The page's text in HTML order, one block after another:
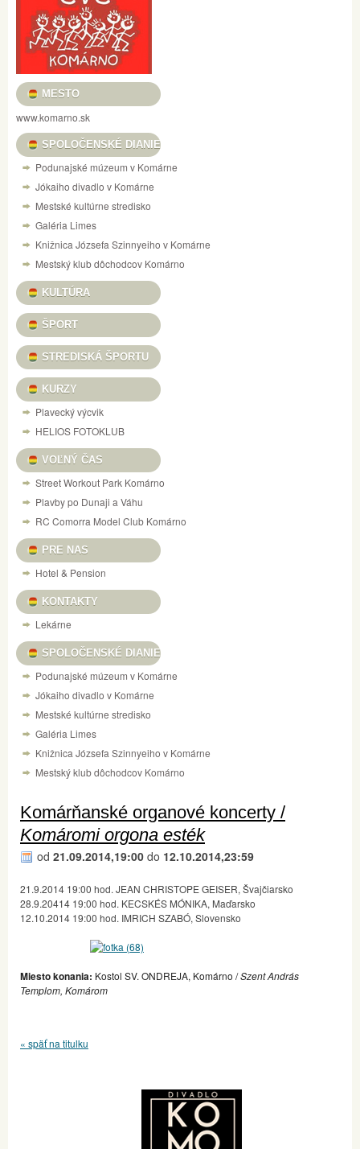
MESTO
www.komarno.sk
SPOLOČENSKÉ DIANIE
Podunajské múzeum v Komárne
Jókaiho divadlo v Komárne
Mestské kultúrne stredisko
Galéria Limes
Knižnica Józsefa Szinnyeiho v Komárne
Mestský klub dôchodcov Komárno
KULTÚRA
ŠPORT
STREDISKÁ ŠPORTU
KURZY
Plavecký výcvik
HELIOS FOTOKLUB
VOĽNÝ ČAS
Street Workout Park Komárno
Plavby po Dunaji a Váhu
RC Comorra Model Club Komárno
PRE NAS
Hotel & Pension
KONTAKTY
Lekárne
SPOLOČENSKÉ DIANIE
Podunajské múzeum v Komárne
Jókaiho divadlo v Komárne
Mestské kultúrne stredisko
Galéria Limes
Knižnica Józsefa Szinnyeiho v Komárne
Mestský klub dôchodcov Komárno
Komárňanské organové koncerty /
Komáromi orgona esték
od 21.09.2014,19:00 do 12.10.2014,23:59
21.9.2014 19:00 hod. JEAN CHRISTOPE GEISER, Švajčiarsko
28.9.20414 19:00 hod. KECSKÉS MÓNIKA, Maďarsko
12.10.2014 19:00 hod. IMRICH SZABÓ, Slovensko
Miesto konania: Kostol SV. ONDREJA, Komárno /Szent András
Templom, Komárom
« späť na titulku